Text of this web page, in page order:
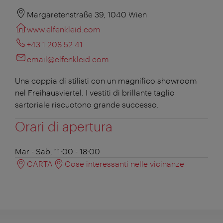
Margaretenstraße 39, 1040 Wien
www.elfenkleid.com
+43 1 208 52 41
email@elfenkleid.com
Una coppia di stilisti con un magnifico showroom
nel Freihausviertel. I vestiti di brillante taglio
sartoriale riscuotono grande successo.
Orari di apertura
Mar - Sab, 11:00 - 18:00
CARTA
Cose interessanti nelle vicinanze